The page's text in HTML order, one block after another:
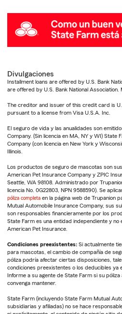
Divulgaciones
Installment loans are offered by U.S. Bank
are offered by U.S. Bank National Association.
The creditor and issuer of this credit card is
pursuant to a license from Visa U.S.A. Inc.
El seguro de vida y las anualidades son
Company. (Sin licencia en MA, NY y WI) State
Company (con licencia en New York y
Illinois.
Los productos de seguro de mascotas son
American Pet Insurance Company y ZPIC
Seattle, WA 98108. Administrado por
licencia No. 0G22803, NPN 9588590). Se
póliza completa en la página web de Trupanion
Mutual Automobile Insurance Company, sus
son responsables financieramente por los
State Farm es una entidad independiente y no
American Pet Insurance.
Condiciones preexistentes: Si actualmente
para mascotas, el cambio de compañía de
póliza podría afectar ciertas disposiciones,
condiciones preexistentes o los deducibles ya
Informe a su agente de State Farm si su
convenga mantener.
State Farm (incluyendo State Farm Mutual
subsidiarias y afiliadas) no se hace